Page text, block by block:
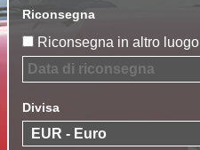
Riconsegna
Riconsegna in altro luogo
Divisa